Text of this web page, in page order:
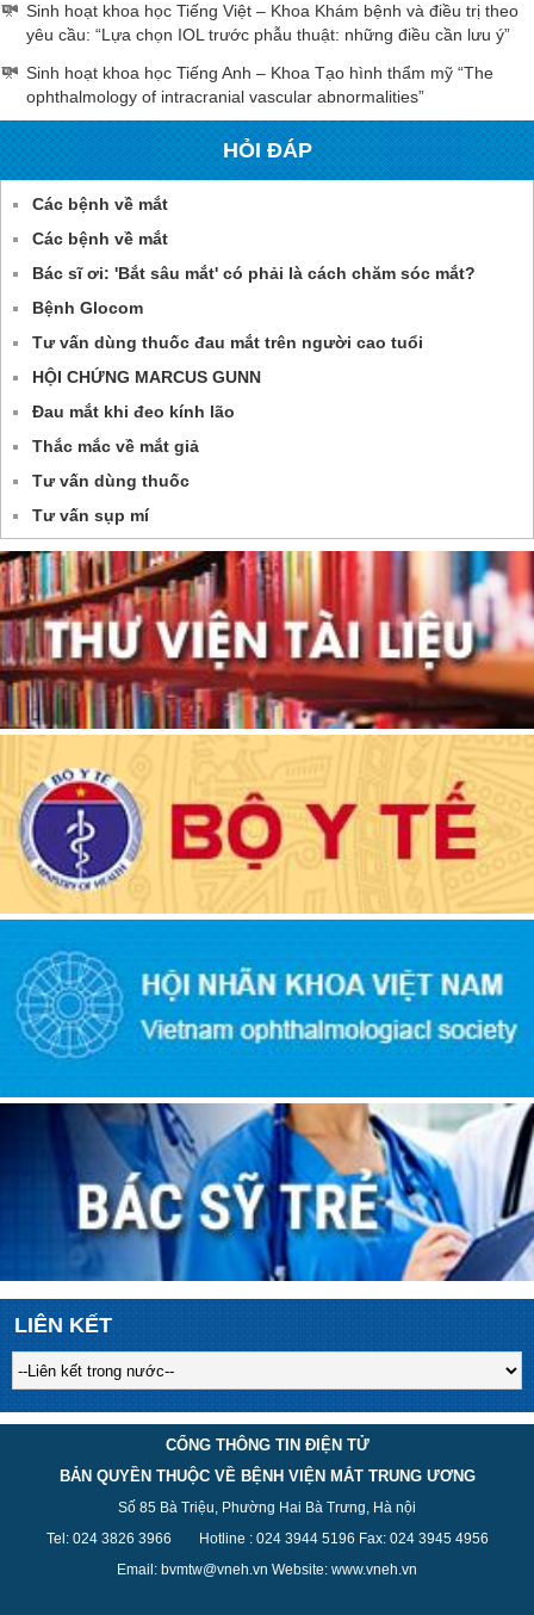
Sinh hoạt khoa học Tiếng Việt – Khoa Khám bệnh và điều trị theo
yêu cầu: “Lựa chọn IOL trước phẫu thuật: những điều cần lưu ý”
Sinh hoạt khoa học Tiếng Anh – Khoa Tạo hình thẩm mỹ “The
ophthalmology of intracranial vascular abnormalities”
HỎI ĐÁP
Các bệnh về mắt
Các bệnh về mắt
Bác sĩ ơi: 'Bắt sâu mắt' có phải là cách chăm sóc mắt?
Bệnh Glocom
Tư vấn dùng thuốc đau mắt trên người cao tuổi
HỘI CHỨNG MARCUS GUNN
Đau mắt khi đeo kính lão
Thắc mắc về mắt giả
Tư vấn dùng thuốc
Tư vấn sụp mí
LIÊN KẾT
CỔNG THÔNG TIN ĐIỆN TỬ
BẢN QUYỀN THUỘC VỀ BỆNH VIỆN MẮT TRUNG ƯƠNG
Số 85 Bà Triệu, Phường Hai Bà Trưng, Hà nội
Tel: 024 3826 3966 Hotline : 024 3944 5196 Fax: 024 3945 4956
Email: bvmtw@vneh.vn Website: www.vneh.vn